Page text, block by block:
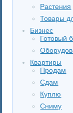
Растения
Товары
Бизнес
Готовый
Квартиры
Продам
Сдам
Куплю
Сниму